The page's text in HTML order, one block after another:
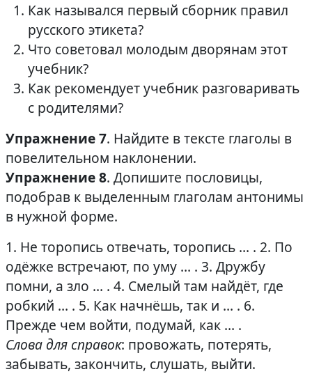
Как назывался первый сборник правил
русского этикета?
Что советовал молодым дворянам этот
учебник?
Как рекомендует учебник разговаривать
с родителями?
Упражнение 7. Найдите в тексте глаголы в
повелительном наклонении.
Упражнение 8. Допишите пословицы,
подобрав к выделенным глаголам антонимы
в нужной форме.
1. Не торопись отвечать, торопись … . 2. По
одёжке встречают, по уму … . 3. Дружбу
помни, а зло … . 4. Смелый там найдёт, где
робкий … . 5. Как начнёшь, так и … . 6.
Прежде чем войти, подумай, как … .
Слова для справок: провожать, потерять,
забывать, закончить, слушать, выйти.